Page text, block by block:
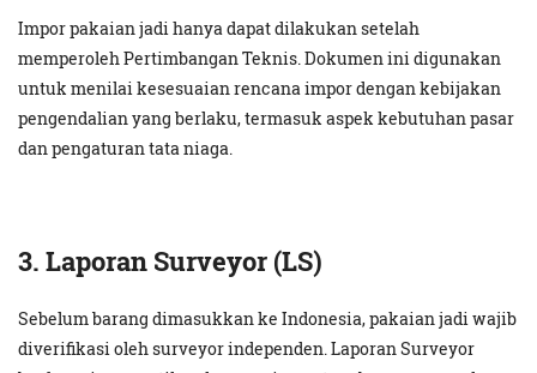
Impor pakaian jadi hanya dapat dilakukan setelah
memperoleh Pertimbangan Teknis. Dokumen ini digunakan
untuk menilai kesesuaian rencana impor dengan kebijakan
pengendalian yang berlaku, termasuk aspek kebutuhan pasar
dan pengaturan tata niaga.
3. Laporan Surveyor (LS)
Sebelum barang dimasukkan ke Indonesia, pakaian jadi wajib
diverifikasi oleh surveyor independen. Laporan Surveyor